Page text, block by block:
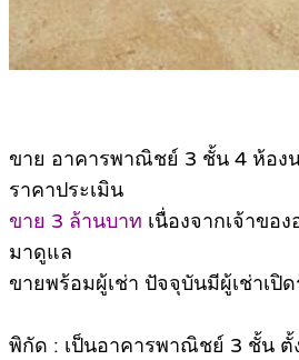
ขาย อาคารพาณิชย์ 3 ชั้น 4 ห้อง
ราคาประเมิน
ขาย 3 ล้านบาท เนื่องจากเจ้าขอ
มาดูแล
ขายพร้อมผู้เช่า ปัจจุบันมีผู้เช่าเปิ
พิกัด : เป็นอาคารพาณิชย์ 3 ชั้น ตั้